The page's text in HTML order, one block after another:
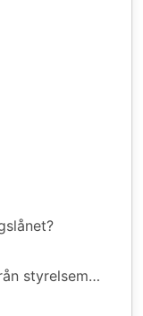
Ordförande har ordet, rapport från styrelsemöte